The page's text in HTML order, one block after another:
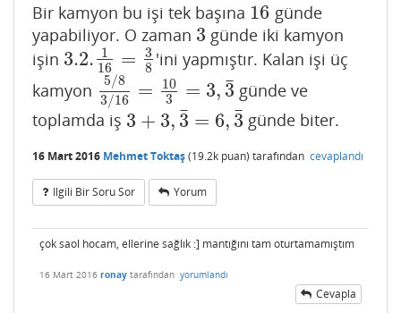
Bir kamyon bu işi tek başına 16
16 günde
yapabiliyor. O zaman 3
3 günde iki kamyon
işin 3.2. 1
16
=
3
8
3.2.116 =3
'ini yapmıştır. Kalan işi üç
kamyon
5/8
3/16 =
10
3
= 3, 3
¯
5/83 16 =10 3=3,3 ¯ günde ve
toplamda iş 3 + 3, 3
¯ = 6, 3
¯
3+3, 3¯=6 3¯ günde biter.
16 Mart 2016 Mehmet Toktaş(19.2k puan) tarafından cevaplandı
Ilgili Bir Soru Sor Yorum
çok saol hocam, ellerine sağlık :] mantığını tam oturtamamıştım
16 Mart 2016 ronay tarafından yorumlandı
Cevapla